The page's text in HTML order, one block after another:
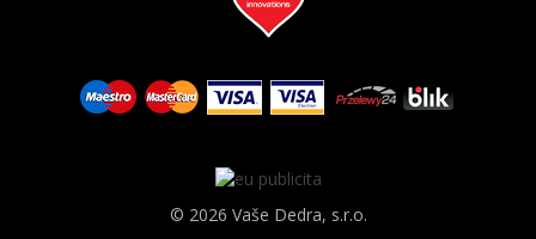
© 2026 Vaše Dedra, s.r.o.